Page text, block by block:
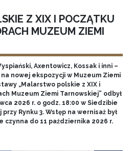
Z XIX I POCZĄTKU
MUZEUM ZIEMI
Axentowicz, Kossak i inni –
nowej ekspozycji w Muzeum Ziemi
„Malarstwo polskie z XIX i
Muzeum Ziemi Tarnowskiej” odbył
2026 r. o godz. 18:00 w Siedzibie
Rynku 3. Wstęp na wernisaż był
czynna do 11 października 2026 r.